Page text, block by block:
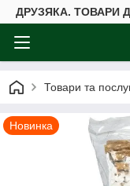
ДРУЗЯКА. ТОВАРИ
Товари та
Новинка